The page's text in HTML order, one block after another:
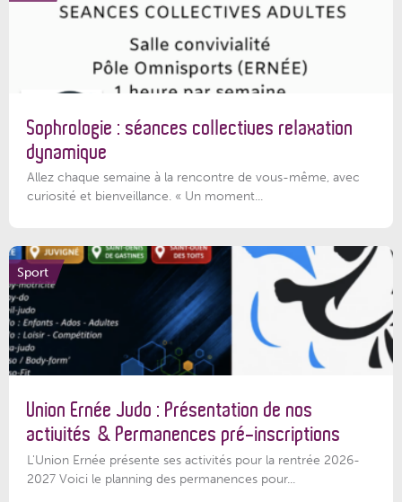
Sophrologie : séances collectives relaxation
dynamique
Allez chaque semaine à la rencontre de vous-même, avec
curiosité et bienveillance. « Un moment...
Sport
Union Ernée Judo : Présentation de nos
activités & Permanences pré-inscriptions
L'Union Ernée présente ses activités pour la rentrée 2026-
2027 Voici le planning des permanences pour...